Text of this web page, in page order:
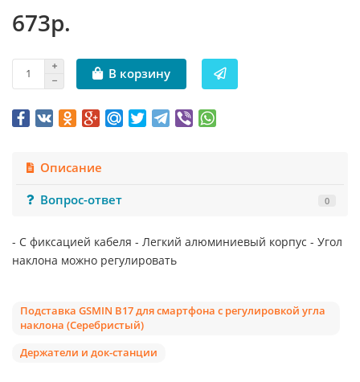
673р.
В корзину
Описание
Вопрос-ответ
0
- С фиксацией кабеля - Легкий алюминиевый корпус - Угол
наклона можно регулировать
Подставка GSMIN B17 для смартфона с регулировкой угла
наклона (Серебристый)
Держатели и док-станции